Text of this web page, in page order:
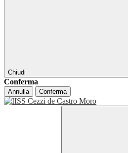
Chiudi
Conferma
Annulla Conferma